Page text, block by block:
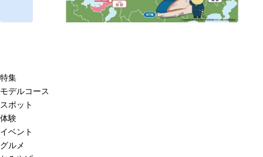
特集
モデルコース
スポット
体験
イベント
グルメ